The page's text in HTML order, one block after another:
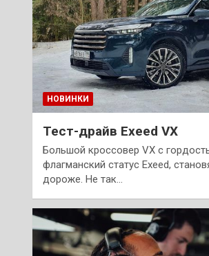
НОВИНКИ
Тест-драйв Exeed VX
Большой кроссовер VX с
флагманский статус Exeed,
дороже. Не так…